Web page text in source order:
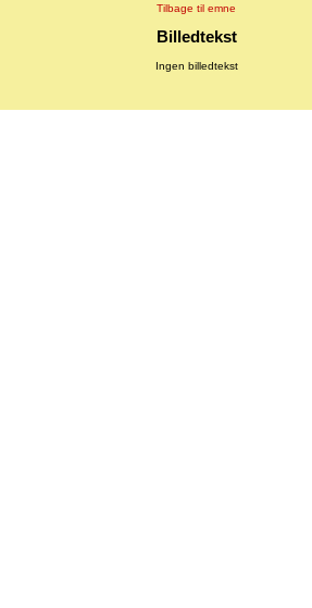
Tilbage til emne
Billedtekst
Ingen billedtekst